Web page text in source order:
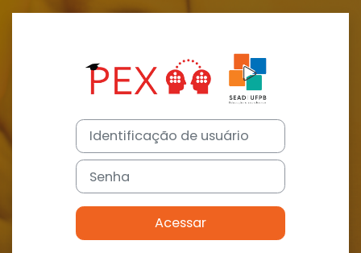
Ir para o conteúdo principal
Acesso a
Identificação de usuário
Senha
Acessar